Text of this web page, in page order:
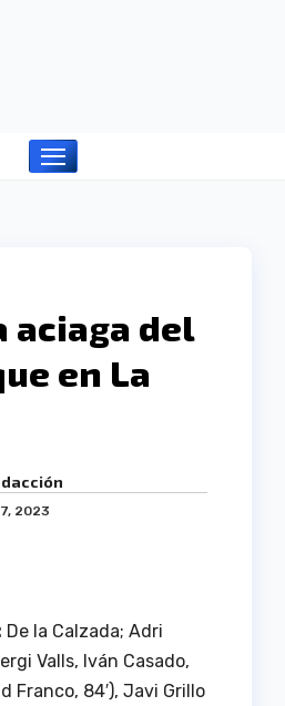
aciaga del
en La
2023
De la Calzada; Adri
Valls, Iván Casado,
Franco, 84′), Javi Grillo